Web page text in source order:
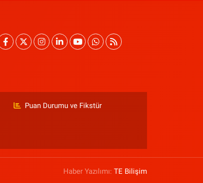
Puan Durumu ve Fikstür
Haber Yazılımı:TE Bilişim